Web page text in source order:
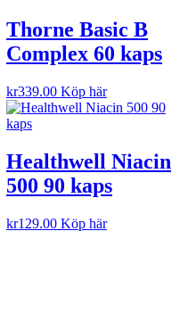
Thorne Basic B
Complex 60 kaps
kr339.00 Köp här
Healthwell Niacin
500 90 kaps
kr129.00 Köp här